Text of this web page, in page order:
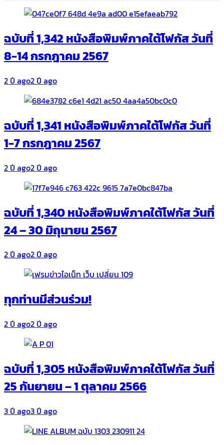
ฉบับที่ 1,342 หนังสือพิมพ์ภาคใต้โฟกัส วันที่
8-14 กรกฎาคม 2567
2 ปี ago2 ปี ago
ฉบับที่ 1,341 หนังสือพิมพ์ภาคใต้โฟกัส วันที่
1-7 กรกฎาคม 2567
2 ปี ago2 ปี ago
ฉบับที่ 1,340 หนังสือพิมพ์ภาคใต้โฟกัส วันที่
24 – 30 มิถุนายน 2567
2 ปี ago2 ปี ago
ทุกท่านมีส่วนร่วม!
2 ปี ago2 ปี ago
ฉบับที่ 1,305 หนังสือพิมพ์ภาคใต้โฟกัส วันที่
25 กันยายน – 1 ตุลาคม 2566
3 ปี ago3 ปี ago